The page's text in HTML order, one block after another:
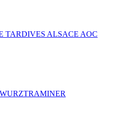
TARDIVES ALSACE AOC